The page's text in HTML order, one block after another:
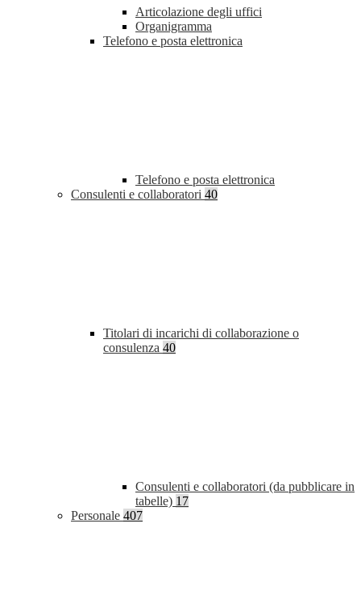
Articolazione degli uffici
Organigramma
Telefono e posta elettronica
Telefono e posta elettronica
Consulenti e collaboratori 40
Titolari di incarichi di collaborazione o
consulenza 40
Consulenti e collaboratori (da pubblicare in
tabelle) 17
Personale 407